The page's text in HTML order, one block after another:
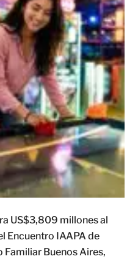
US$3,809 millones al
Encuentro IAAPA de
Buenos Aires,